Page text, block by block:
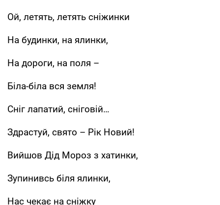
Ой, летять, летять сніжинки
На будинки, на ялинки,
На дороги, на поля –
Біла-біла вся земля!
Сніг лапатий, сніговій…
Здрастуй, свято – Рік Новий!
Вийшов Дід Мороз з хатинки,
Зупинивсь біля ялинки,
Нас чекає на сніжку